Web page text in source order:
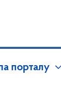
порталу